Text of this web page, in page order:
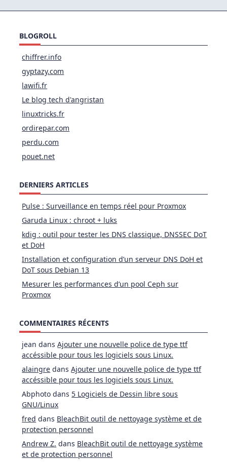
BLOGROLL
chiffrer.info
gyptazy.com
lawifi.fr
Le blog tech d'angristan
linuxtricks.fr
ordirepar.com
perdu.com
pouet.net
DERNIERS ARTICLES
Pulse : Surveillance en temps réel pour Proxmox
Garuda Linux : chroot + luks
kdig : outil pour tester les DNS classique, DNSSEC DoT
et DoH
Installation et configuration d’un serveur DNS DoH et
DoT sous Debian 13
Mesurer les performances d’un pool Ceph sur
Proxmox
COMMENTAIRES RÉCENTS
jean dansAjouter une nouvelle police de type ttf
accéssible pour tous les logiciels sous Linux.
alaingre dansAjouter une nouvelle police de type ttf
accéssible pour tous les logiciels sous Linux.
Abphoto dans 5 Logiciels de Dessin libre sous
GNU/Linux
fred dans BleachBit outil de nettoyage système et de
protection personnel
Andrew Z. dans BleachBit outil de nettoyage système
et de protection personnel